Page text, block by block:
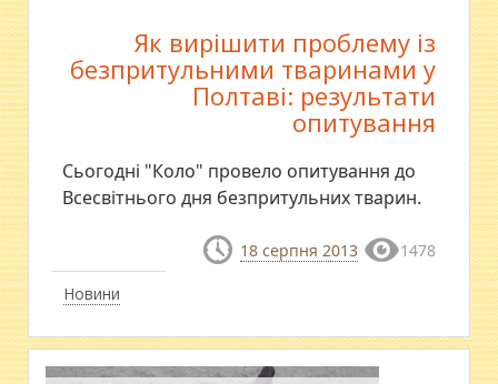
Новини
Як вирішити проблему із
безпритульними тваринами у
Полтаві: результати
опитування
Сьогодні "Коло" провело опитування до
Всесвітнього дня безпритульних тварин.
18 серпня 2013 1478